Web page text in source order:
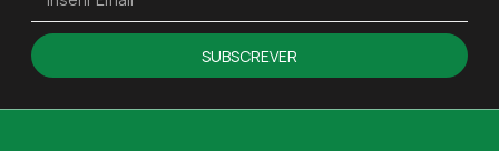
SUBSCREVER